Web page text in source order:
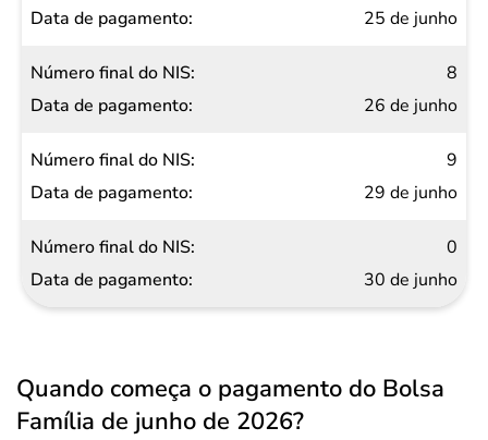
25 de junho
8
26 de junho
9
29 de junho
0
30 de junho
Quando começa o pagamento do Bolsa
Família de junho de 2026?